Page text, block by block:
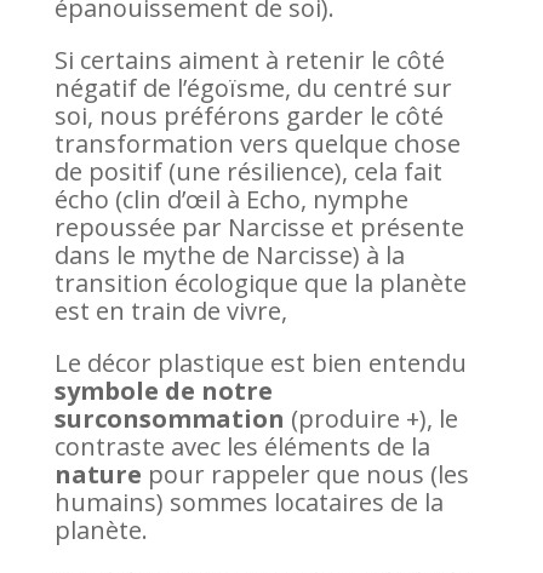
épanouissement de soi).
Si certains aiment à retenir le côté
négatif de l’égoïsme, du centré sur
soi, nous préférons garder le côté
transformation vers quelque chose
de positif (une résilience), cela fait
écho (clin d’œil à Echo, nymphe
repoussée par Narcisse et présente
dans le mythe de Narcisse) à la
transition écologique que la planète
est en train de vivre,
Le décor plastique est bien entendu
symbole de notre
surconsommation (produire +), le
contraste avec les éléments de la
nature pour rappeler que nous (les
humains) sommes locataires de la
planète.